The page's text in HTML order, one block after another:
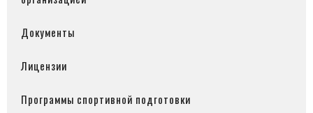
Документы
Лицензии
Программы спортивной подготовки